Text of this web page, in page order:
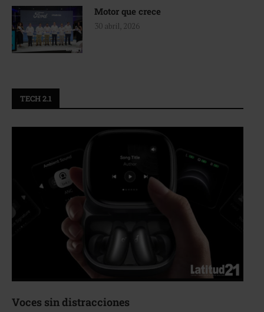
Motor que crece
30 abril, 2026
TECH 2.1
Voces sin distracciones